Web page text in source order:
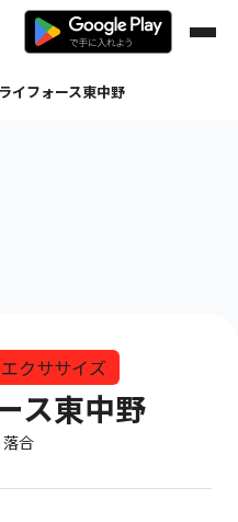
イフォース東中野
エクササイズ
ス東中野
落合